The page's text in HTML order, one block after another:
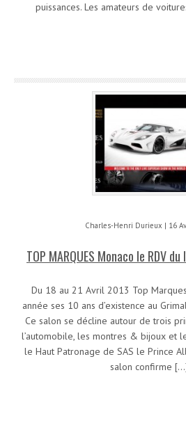
puissances. Les amateurs de
Charles-Henri Durieux | 16
TOP MARQUES Monaco le RDV
Du 18 au 21 Avril 2013 Top
année ses 10 ans d’existence au
Ce salon se décline autour de trois
l’automobile, les montres & bijoux et
le Haut Patronage de SAS le Prince
salon confirme